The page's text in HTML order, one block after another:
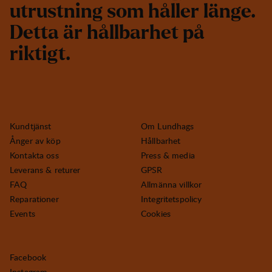
utrustning som håller länge.
Detta är hållbarhet på
riktigt.
Kundtjänst
Ånger av köp
Kontakta oss
Leverans & returer
FAQ
Reparationer
Events
Om Lundhags
Hållbarhet
Press & media
GPSR
Allmänna villkor
Integritetspolicy
Cookies
Facebook